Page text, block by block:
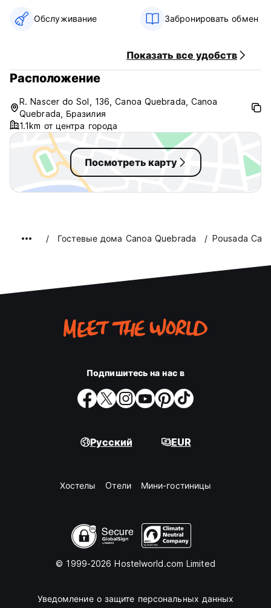
(Auto-translated from original language)
Обслуживание Забронировать обмен
Показать все удобств
Расположение
R. Nascer do Sol, 136, Canoa Quebrada, Canoa
Quebrada, Бразилия
1.1km от центра города
Посмотреть карту
Гостевые дома Canoa Quebrada Pousada
Подпишитесь на нас в
Русский EUR
Хостелы Oтели Мини-гостиницы
© 1999-2026 Hostelworld.com Limited
Уведомление о защите персональных данных